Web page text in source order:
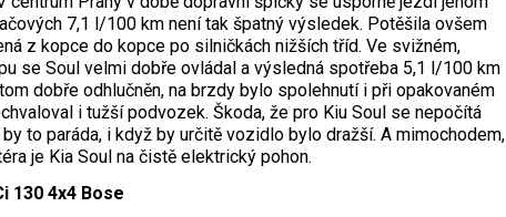
7,1 l/100 km není tak špatný výsledek. Potěšila ovšem
z kopce do kopce po silničkách nižších tříd. Ve svižném,
se Soul velmi dobře ovládal a výsledná spotřeba 5,1 l/100 km
dobře odhlučněn, na brzdy bylo spolehnutí i při opakovaném
i tužší podvozek. Škoda, že pro Kiu Soul se nepočítá
to paráda, i když by určitě vozidlo bylo dražší. A mimochodem,
je Kia Soul na čistě elektrický pohon.
130 4x4 Bose